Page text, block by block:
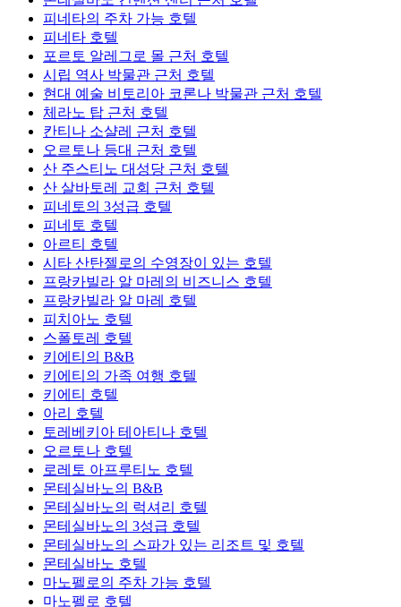
피네타의 주차 가능 호텔
피네타 호텔
포르토 알레그로 몰 근처 호텔
시립 역사 박물관 근처 호텔
현대 예술 비토리아 코론나 박물관 근처 호텔
체라노 탑 근처 호텔
칸티나 소샬레 근처 호텔
오르토나 등대 근처 호텔
산 주스티노 대성당 근처 호텔
산 살바토레 교회 근처 호텔
피네토의 3성급 호텔
피네토 호텔
아르티 호텔
시타 산탄젤로의 수영장이 있는 호텔
프랑카빌라 알 마레의 비즈니스 호텔
프랑카빌라 알 마레 호텔
피치아노 호텔
스폴토레 호텔
키에티의 B&B
키에티의 가족 여행 호텔
키에티 호텔
아리 호텔
토레베키아 테아티나 호텔
오르토나 호텔
로레토 아프루티노 호텔
몬테실바노의 B&B
몬테실바노의 럭셔리 호텔
몬테실바노의 3성급 호텔
몬테실바노의 스파가 있는 리조트 및 호텔
몬테실바노 호텔
마노펠로의 주차 가능 호텔
마노펠로 호텔